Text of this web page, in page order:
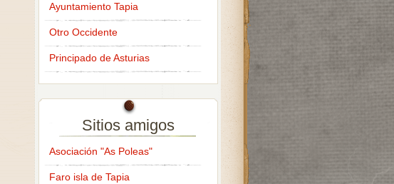
Ayuntamiento Tapia
Otro Occidente
Principado de Asturias
Sitios amigos
Asociación "As Poleas"
Faro isla de Tapia